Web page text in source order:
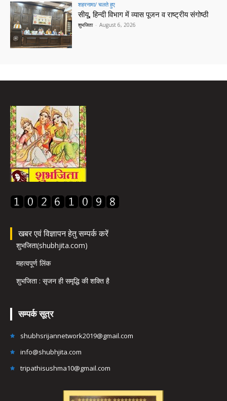
शहरनामा/ चलते हुए
सीयू, हिन्दी विभाग में व्यास पूजन व राष्ट्रीय संगोष्ठी
शुभजिता - August 6, 2026
खबर एवं विज्ञापन हेतु सम्पर्क करें
शुभजिता(shubhjita.com)
महत्वपूर्ण लिंक
शुभजिता : सृजन ही समृद्धि की शक्ति है
सम्पर्क सूत्र
shubhsrijannetwork2019@gmail.com
info@shubhjita.com
tripathisushma10@gmail.com